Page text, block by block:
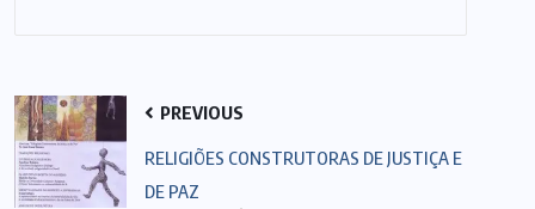
PREVIOUS
RELIGIÕES CONSTRUTORAS DE JUSTIÇA E
DE PAZ